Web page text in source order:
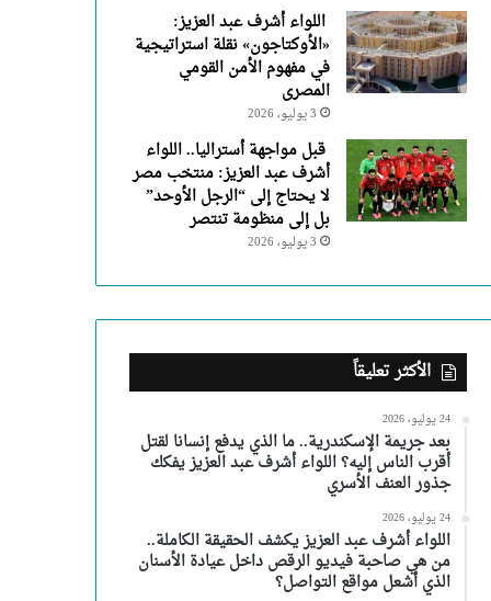
اللواء أشرف عبد العزيز:
«الأوكتاجون» نقلة استراتيجية
في مفهوم الأمن القومي
المصرى
3 يوليو، 2026
قبل مواجهة أستراليا.. اللواء
أشرف عبد العزيز: منتخب مصر
لا يحتاج إلى “الرجل الأوحد”
بل إلى منظومة تنتصر
3 يوليو، 2026
الأكثر تعليقاً
24 يوليو، 2026
بعد جريمة الإسكندرية.. ما الذي يدفع إنسانا لقتل
أقرب الناس إليه؟ اللواء أشرف عبد العزيز يفكك
جذور العنف الأسري
24 يوليو، 2026
اللواء أشرف عبد العزيز يكشف الحقيقة الكاملة..
من هي صاحبة فيديو الرقص داخل عيادة الأسنان
الذي أشعل مواقع التواصل؟